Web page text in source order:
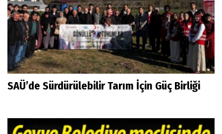
SAÜ’de Sürdürülebilir Tarım İçin Güç Birliği